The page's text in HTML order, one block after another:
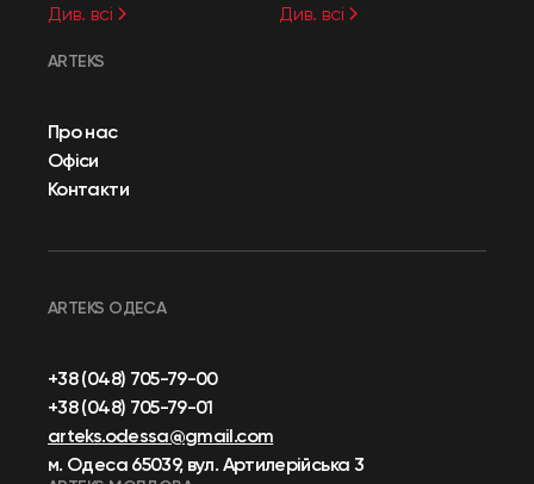
Див. всі Див. всі
ARTEKS
Про нас
Офіси
Контакти
ARTEKS ОДЕСА
+38 (048) 705-79-00
+38 (048) 705-79-01
arteks.odessa@gmail.com
м. Одеса 65039, вул. Артилерійська 3